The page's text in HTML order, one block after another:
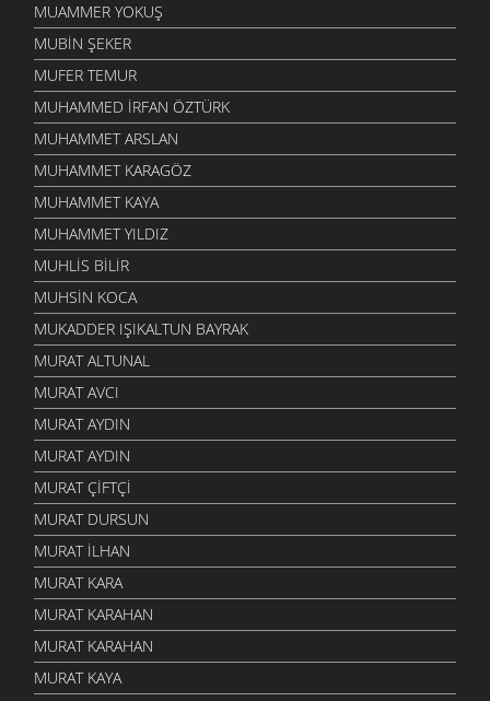
MUAMMER YOKUŞ
MUBIN ŞEKER
MUFER TEMUR
MUHAMMED İRFAN ÖZTÜRK
MUHAMMET ARSLAN
MUHAMMET KARAGÖZ
MUHAMMET KAYA
MUHAMMET YILDIZ
MUHLIS BILIR
MUHSIN KOCA
MUKADDER IŞIKALTUN BAYRAK
MURAT ALTUNAL
MURAT AVCI
MURAT AYDIN
MURAT AYDIN
MURAT ÇIFTÇI
MURAT DURSUN
MURAT İLHAN
MURAT KARA
MURAT KARAHAN
MURAT KARAHAN
MURAT KAYA